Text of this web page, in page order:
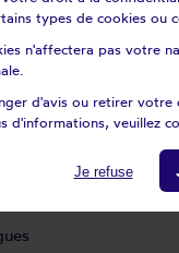
arnon
lès-aubigny
sur-sauldre
types de cookies ou
n'affectera pas votre
d'avis ou retirer
d'informations, veuillez
Je refuse